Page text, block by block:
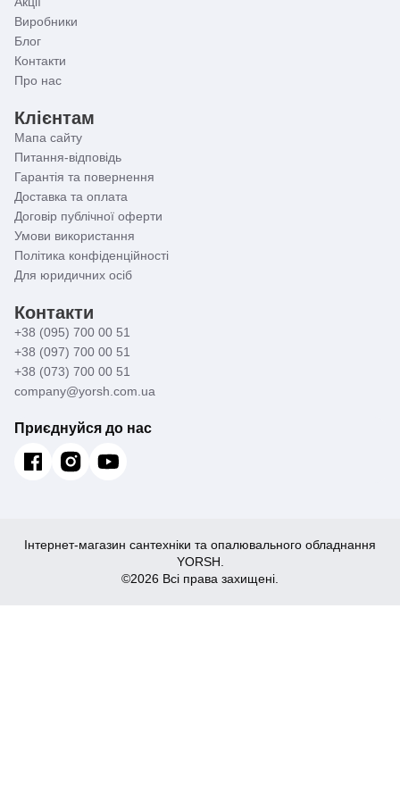
Виробники
Блог
Контакти
Про нас
Клієнтам
Мапа сайту
Питання-відповідь
Гарантія та повернення
Доставка та оплата
Договір публічної оферти
Умови використання
Політика конфіденційності
Для юридичних осіб
Контакти
+38 (095) 700 00 51
+38 (097) 700 00 51
+38 (073) 700 00 51
company@yorsh.com.ua
Приєднуйся до нас
Інтернет-магазин сантехніки та опалювального обладнання
YORSH.
©2026 Всі права захищені.